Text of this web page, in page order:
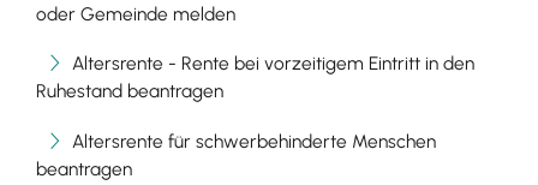
oder Gemeinde melden
Altersrente - Rente bei vorzeitigem Eintritt in den
Ruhestand beantragen
Altersrente für schwerbehinderte Menschen
beantragen